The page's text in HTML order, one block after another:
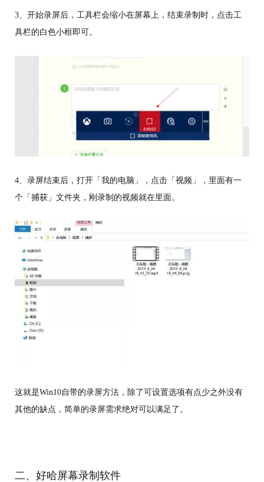
3、开始录屏后，工具栏会缩小在屏幕上，结束录制时，点击工
具栏的白色小框即可。
4、录屏结束后，打开「我的电脑」，点击「视频」，里面有一
个「捕获」文件夹，刚录制的视频就在里面。
这就是Win10自带的录屏方法，除了可设置选项有点少之外没有
其他的缺点，简单的录屏需求绝对可以满足了。
二、好哈屏幕录制软件